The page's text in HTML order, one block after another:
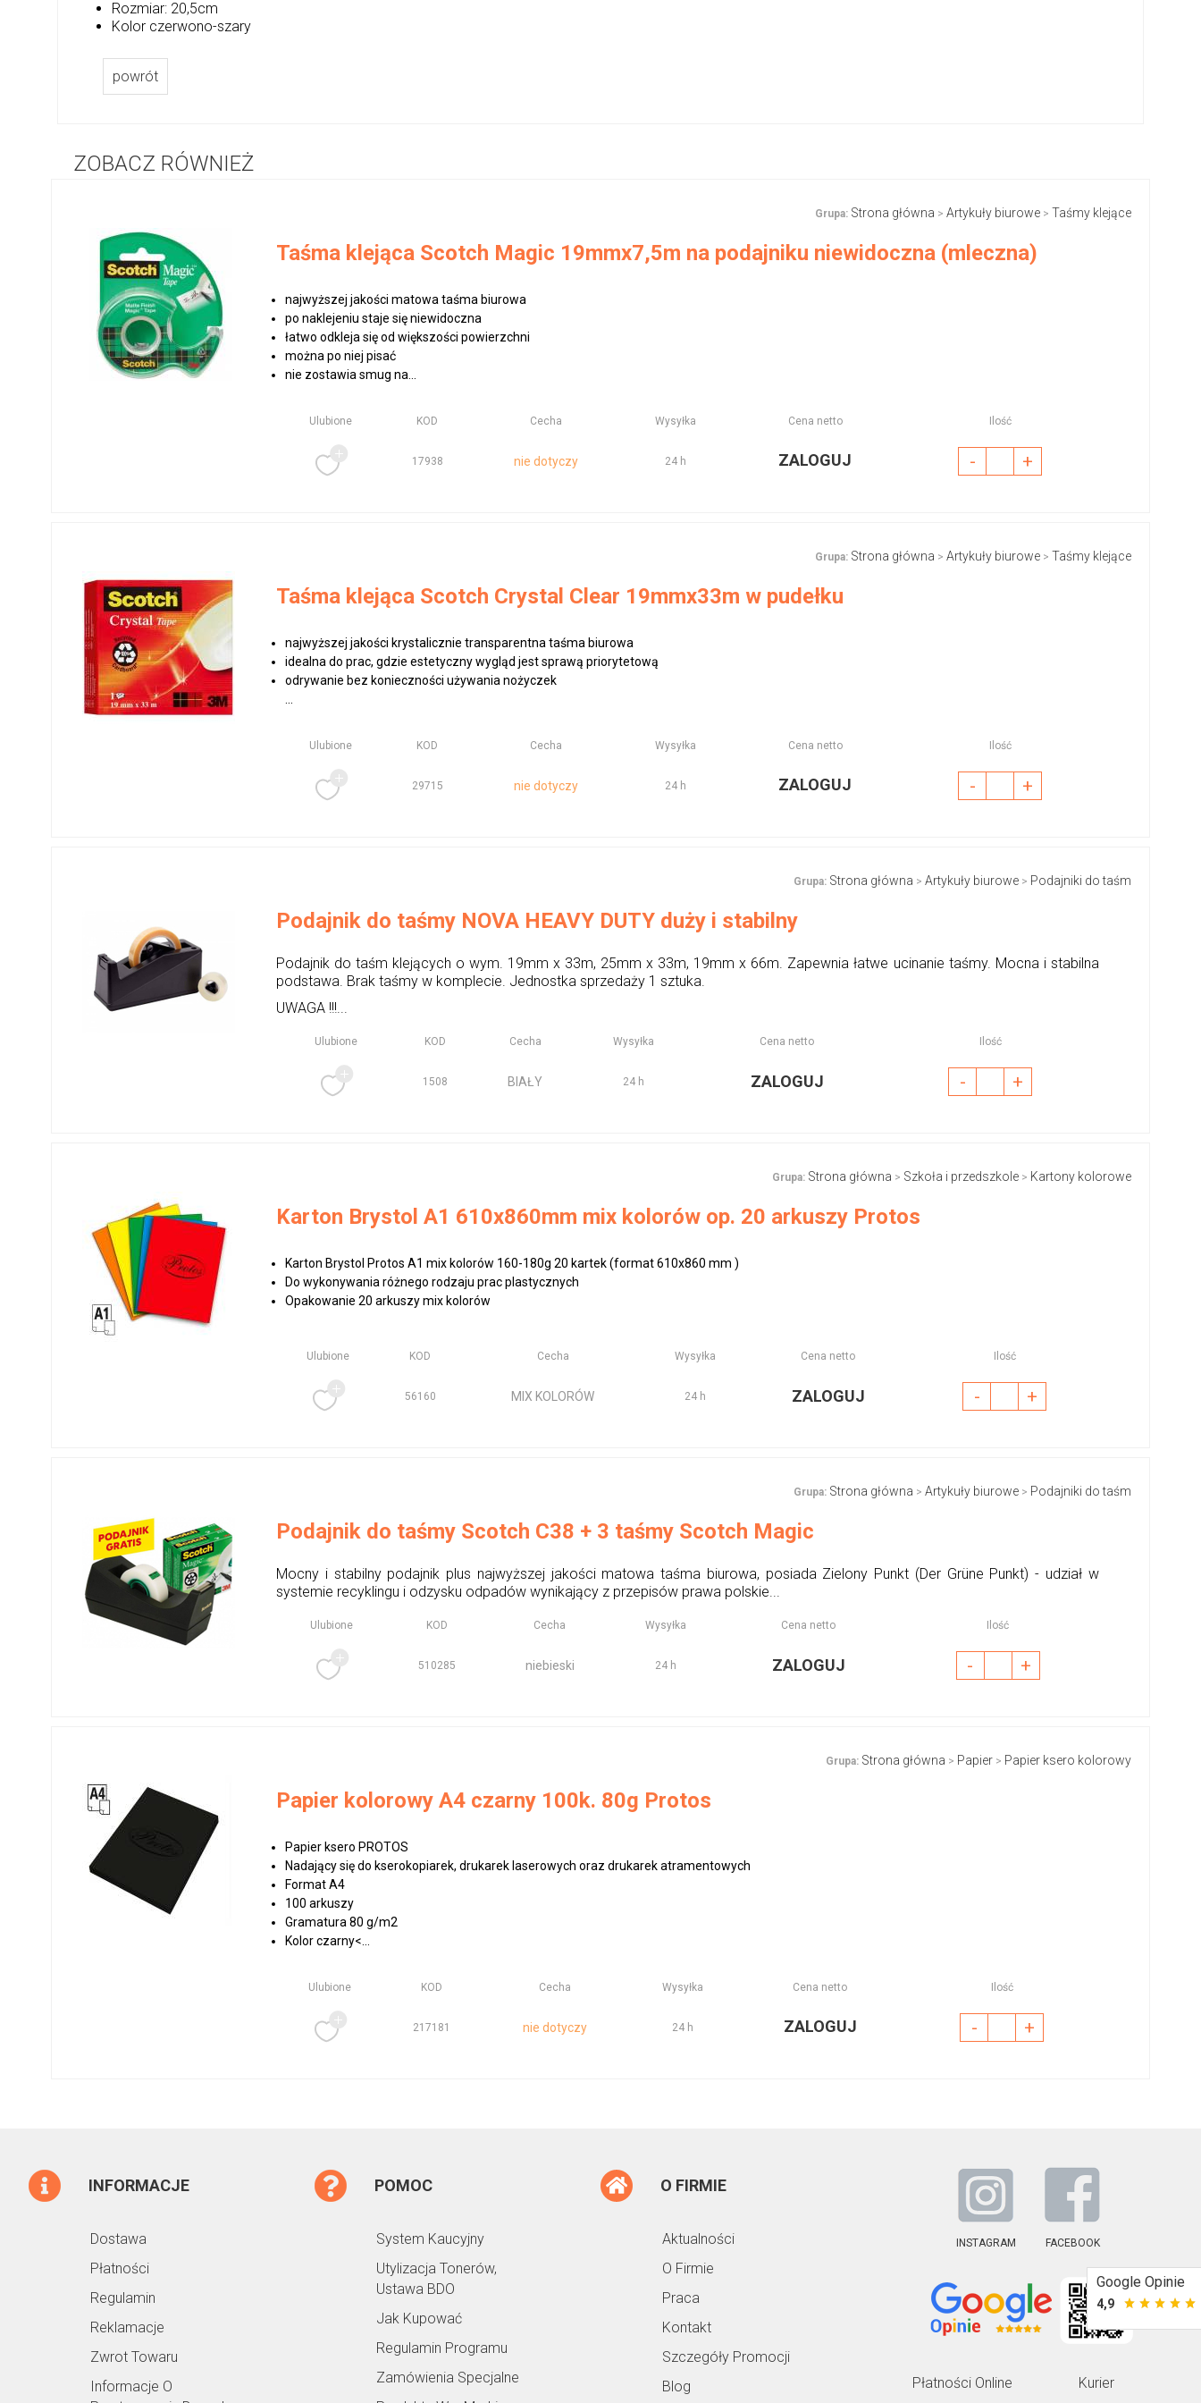
Rozmiar: 20,5cm
Kolor czerwono-szary
powrót
ZOBACZ RÓWNIEŻ
Grupa: Strona główna > Artykuły biurowe > Taśmy klejące
Taśma klejąca Scotch Magic 19mmx7,5m na podajniku niewidoczna (mleczna)
najwyższej jakości matowa taśma biurowa
po naklejeniu staje się niewidoczna
łatwo odkleja się od większości powierzchni
można po niej pisać
nie zostawia smug na...
Ulubione KOD Cecha Wysyłka Cena netto Ilość
17938 nie dotyczy 24 h ZALOGUJ - +
Grupa: Strona główna > Artykuły biurowe > Taśmy klejące
Taśma klejąca Scotch Crystal Clear 19mmx33m w pudełku
najwyższej jakości krystalicznie transparentna taśma biurowa
idealna do prac, gdzie estetyczny wygląd jest sprawą priorytetową
odrywanie bez konieczności używania nożyczek
...
Ulubione KOD Cecha Wysyłka Cena netto Ilość
29715 nie dotyczy 24 h ZALOGUJ - +
Grupa: Strona główna > Artykuły biurowe > Podajniki do taśm
Podajnik do taśmy NOVA HEAVY DUTY duży i stabilny
Podajnik do taśm klejących o wym. 19mm x 33m, 25mm x 33m, 19mm x 66m. Zapewnia łatwe ucinanie taśmy. Mocna i stabilna
podstawa. Brak taśmy w komplecie. Jednostka sprzedaży 1 sztuka.
UWAGA !!!...
Ulubione KOD Cecha Wysyłka Cena netto Ilość
1508 BIAŁY 24 h ZALOGUJ - +
Grupa: Strona główna > Szkoła i przedszkole > Kartony kolorowe
Karton Brystol A1 610x860mm mix kolorów op. 20 arkuszy Protos
Karton Brystol Protos A1 mix kolorów 160-180g 20 kartek (format 610x860 mm )
Do wykonywania różnego rodzaju prac plastycznych
Opakowanie 20 arkuszy mix kolorów
Ulubione KOD Cecha Wysyłka Cena netto Ilość
56160 MIX KOLORÓW 24 h ZALOGUJ - +
Grupa: Strona główna > Artykuły biurowe > Podajniki do taśm
Podajnik do taśmy Scotch C38 + 3 taśmy Scotch Magic
Mocny i stabilny podajnik plus najwyższej jakości matowa taśma biurowa, posiada Zielony Punkt (Der Grüne Punkt) - udział w
systemie recyklingu i odzysku odpadów wynikający z przepisów prawa polskie...
Ulubione KOD Cecha Wysyłka Cena netto Ilość
510285 niebieski 24 h ZALOGUJ - +
Grupa: Strona główna > Papier > Papier ksero kolorowy
Papier kolorowy A4 czarny 100k. 80g Protos
Papier ksero PROTOS
Nadający się do kserokopiarek, drukarek laserowych oraz drukarek atramentowych
Format A4
100 arkuszy
Gramatura 80 g/m2
Kolor czarny<...
Ulubione KOD Cecha Wysyłka Cena netto Ilość
217181 nie dotyczy 24 h ZALOGUJ - +
INFORMACJE
Dostawa
Płatności
Regulamin
Reklamacje
Zwrot Towaru
Informacje O
POMOC
System Kaucyjny
Utylizacja Tonerów,
Ustawa BDO
Jak Kupować
Regulamin Programu
Zamówienia Specjalne
O FIRMIE
Aktualności
O Firmie
Praca
Kontakt
Szczegóły Promocji
Blog
INSTAGRAM FACEBOOK
Płatności Online Kurier
Google Opinie
4,9